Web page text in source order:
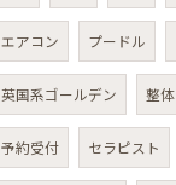
エアコン プードル
英国系ゴールデン 整体
予約受付 セラピスト